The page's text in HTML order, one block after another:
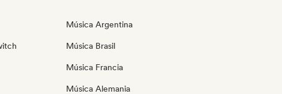
Música Argentina
Música Brasil
Música Francia
Música Alemania